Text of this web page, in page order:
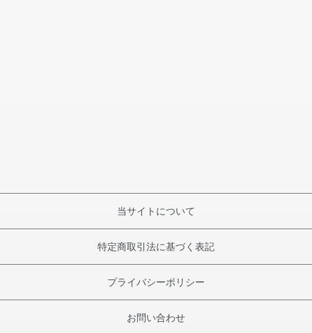
当サイトについて
特定商取引法に基づく表記
プライバシーポリシー
お問い合わせ